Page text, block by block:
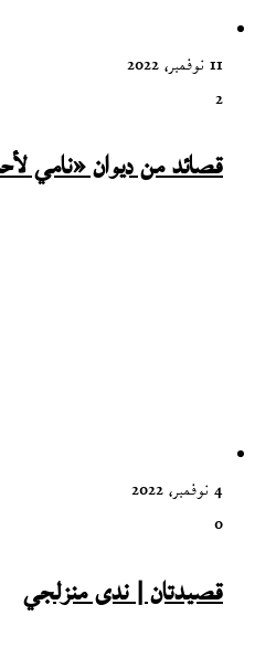
11 نوفمبر، 2022
2
قصائد من ديوان «نامي
4 نوفمبر، 2022
0
قصيدتان | ندى منزلجي